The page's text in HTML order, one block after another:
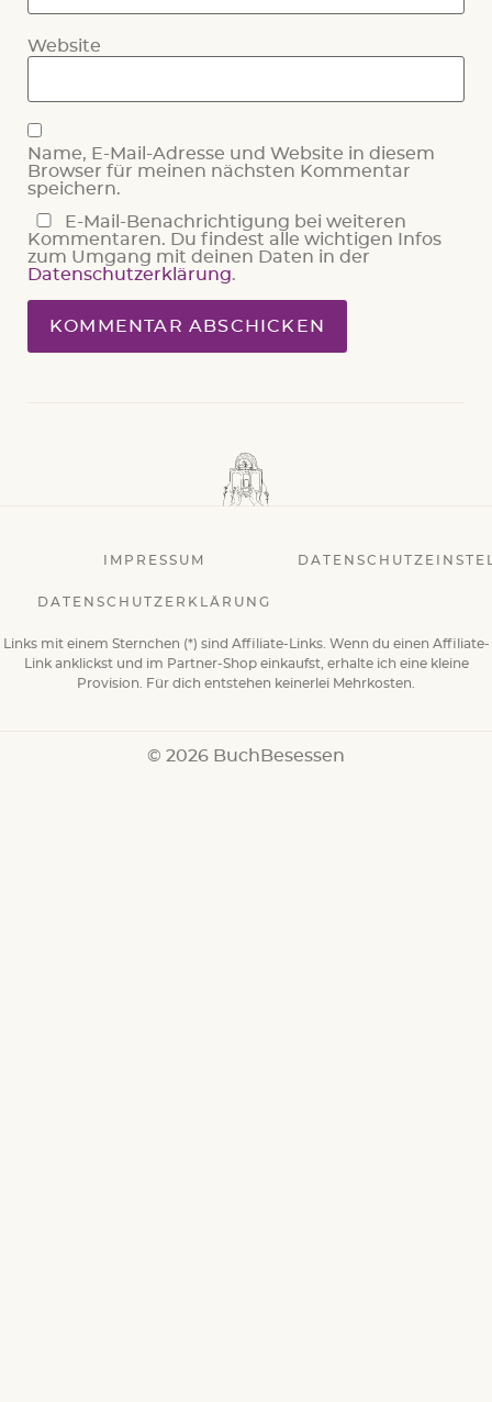
Website
Name, E-Mail-Adresse und Website in diesem
Browser für meinen nächsten Kommentar
speichern.
E-Mail-Benachrichtigung bei weiteren
Kommentaren. Du findest alle wichtigen Infos
zum Umgang mit deinen Daten in der
Datenschutzerklärung.
IMPRESSUM
DATENSCHUTZERKLÄRUNG
Links mit einem Sternchen (*) sind Affiliate-Links. Wenn du einen Affiliate-
Link anklickst und im Partner-Shop einkaufst, erhalte ich eine kleine
Provision. Für dich entstehen keinerlei Mehrkosten.
© 2026 BuchBesessen